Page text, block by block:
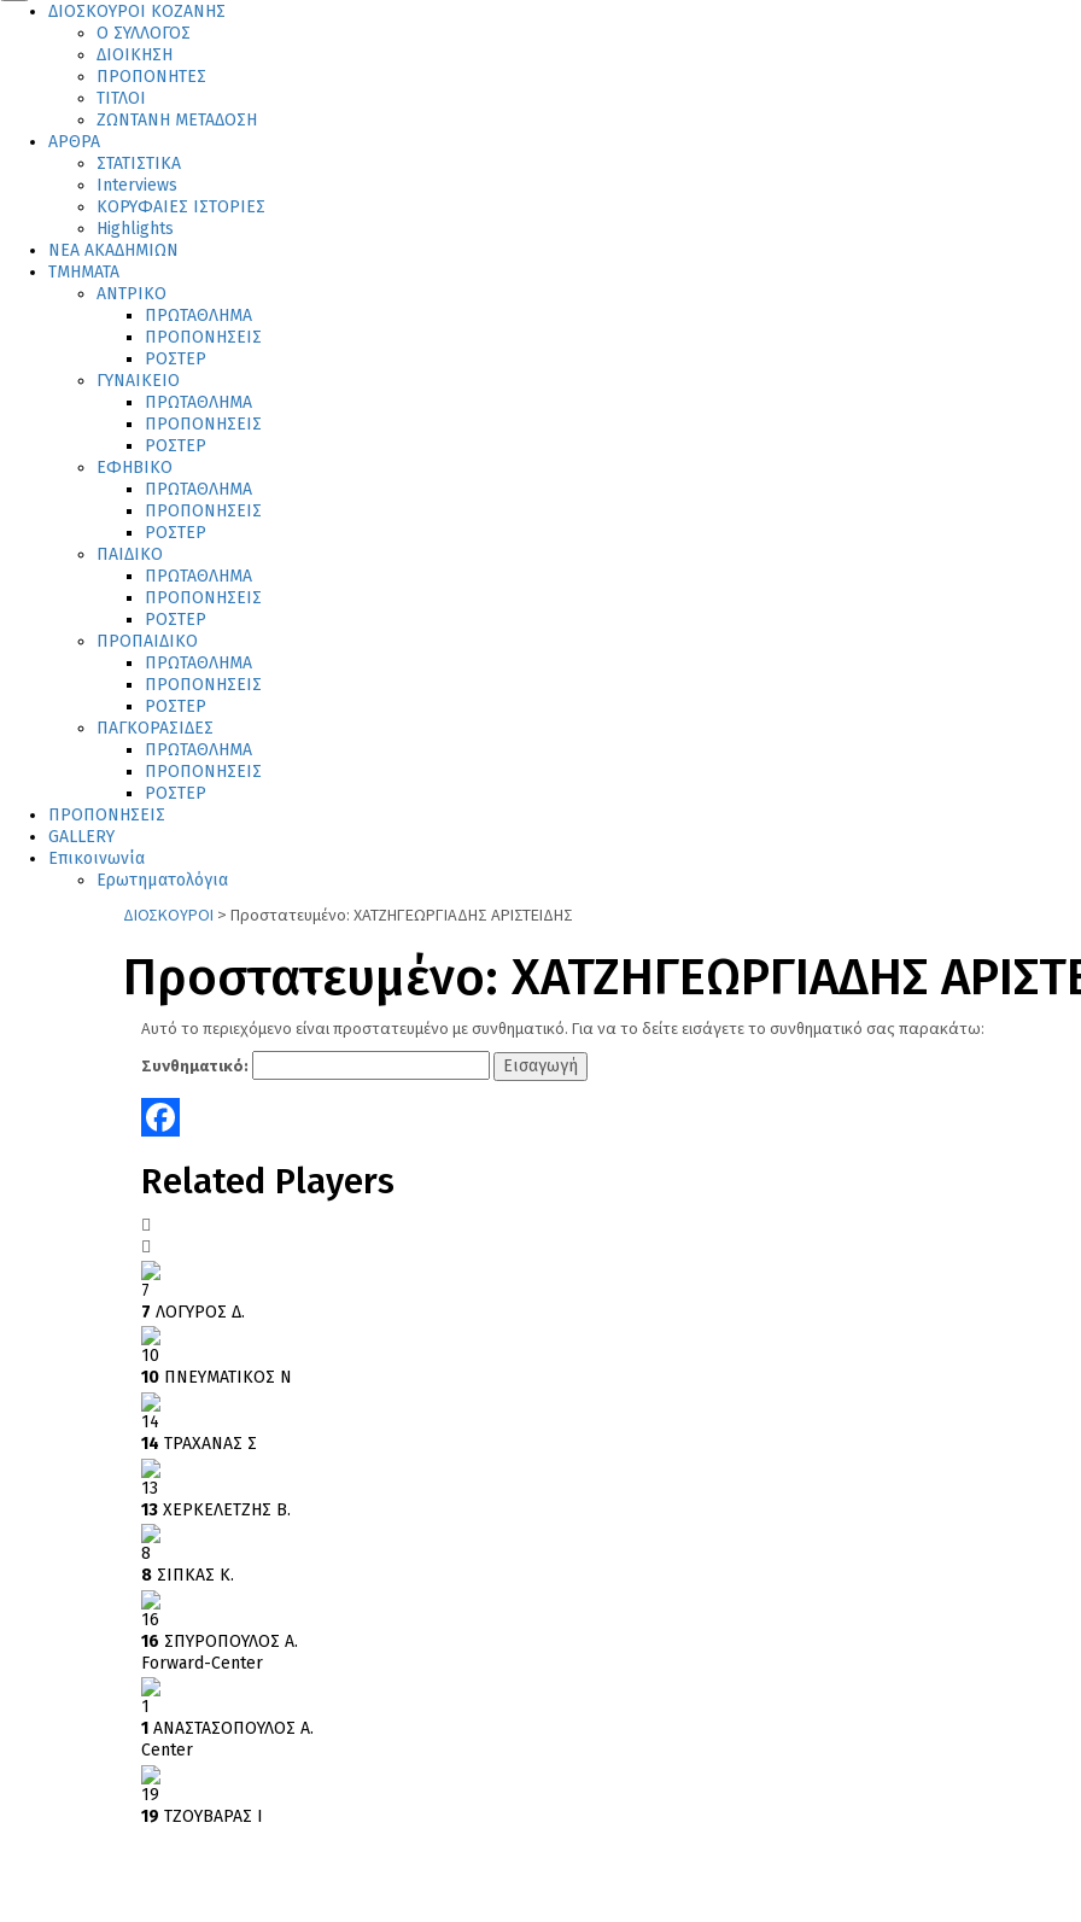
ΔΙΟΣΚΟΥΡΟΙ ΚΟΖΑΝΗΣ
Ο ΣΥΛΛΟΓΟΣ
ΔΙΟΙΚΗΣΗ
ΠΡΟΠΟΝΗΤΕΣ
ΤΙΤΛΟΙ
ΖΩΝΤΑΝΗ ΜΕΤΑΔΟΣΗ
ΑΡΘΡΑ
ΣΤΑΤΙΣΤΙΚΑ
Interviews
ΚΟΡΥΦΑΙΕΣ ΙΣΤΟΡΙΕΣ
Highlights
ΝΕΑ ΑΚΑΔΗΜΙΩΝ
ΤΜΗΜΑΤΑ
ΑΝΤΡΙΚΟ
ΠΡΩΤΑΘΛΗΜΑ
ΠΡΟΠΟΝΗΣΕΙΣ
ΡΟΣΤΕΡ
ΓΥΝΑΙΚΕΙΟ
ΠΡΩΤΑΘΛΗΜΑ
ΠΡΟΠΟΝΗΣΕΙΣ
ΡΟΣΤΕΡ
ΕΦΗΒΙΚΟ
ΠΡΩΤΑΘΛΗΜΑ
ΠΡΟΠΟΝΗΣΕΙΣ
ΡΟΣΤΕΡ
ΠΑΙΔΙΚΟ
ΠΡΩΤΑΘΛΗΜΑ
ΠΡΟΠΟΝΗΣΕΙΣ
ΡΟΣΤΕΡ
ΠΡΟΠΑΙΔΙΚΟ
ΠΡΩΤΑΘΛΗΜΑ
ΠΡΟΠΟΝΗΣΕΙΣ
ΡΟΣΤΕΡ
ΠΑΓΚΟΡΑΣΙΔΕΣ
ΠΡΩΤΑΘΛΗΜΑ
ΠΡΟΠΟΝΗΣΕΙΣ
ΡΟΣΤΕΡ
ΠΡΟΠΟΝΗΣΕΙΣ
GALLERY
Επικοινωνία
Ερωτηματολόγια
ΔΙΟΣΚΟΥΡΟΙ > Πρoστατευμένο: ΧΑΤΖΗΓΕΩΡΓΙΑΔΗΣ ΑΡΙΣΤΕΙΔΗΣ
Πρoστατευμένο: ΧΑΤΖΗΓΕΩΡΓΙΑΔΗΣ
Αυτό το περιεχόμενο είναι προστατευμένο με συνθηματικό. Για να το δείτε εισάγετε το συνθηματικό σας παρακάτω:
Συνθηματικό:
Related Players
7
7 ΛΟΓΥΡΟΣ Δ.
10
10 ΠΝΕΥΜΑΤΙΚΟΣ Ν
14
14 ΤΡΑΧΑΝΑΣ Σ
13
13 ΧΕΡΚΕΛΕΤΖΗΣ Β.
8
8 ΣΙΠΚΑΣ Κ.
16
16 ΣΠΥΡΟΠΟΥΛΟΣ Α.
Forward-Center
1
1 ΑΝΑΣΤΑΣΟΠΟΥΛΟΣ Α.
Center
19
19 ΤΖΟΥΒΑΡΑΣ Ι